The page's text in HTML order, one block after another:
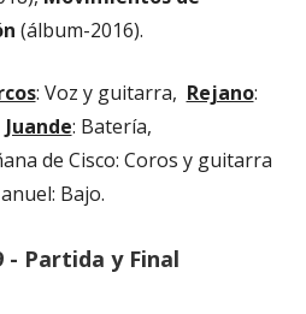
(álbum-2016).
: Voz y guitarra, Rejano:
Juande: Batería,
de Cisco: Coros y guitarra
Bajo.
- Partida y Final